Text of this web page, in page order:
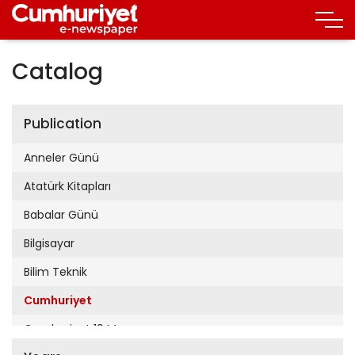
Catalog
Publication
Anneler Günü
Atatürk Kitapları
Babalar Günü
Bilgisayar
Bilim Teknik
Cumhuriyet
Cumhuriyet 19 Mayıs